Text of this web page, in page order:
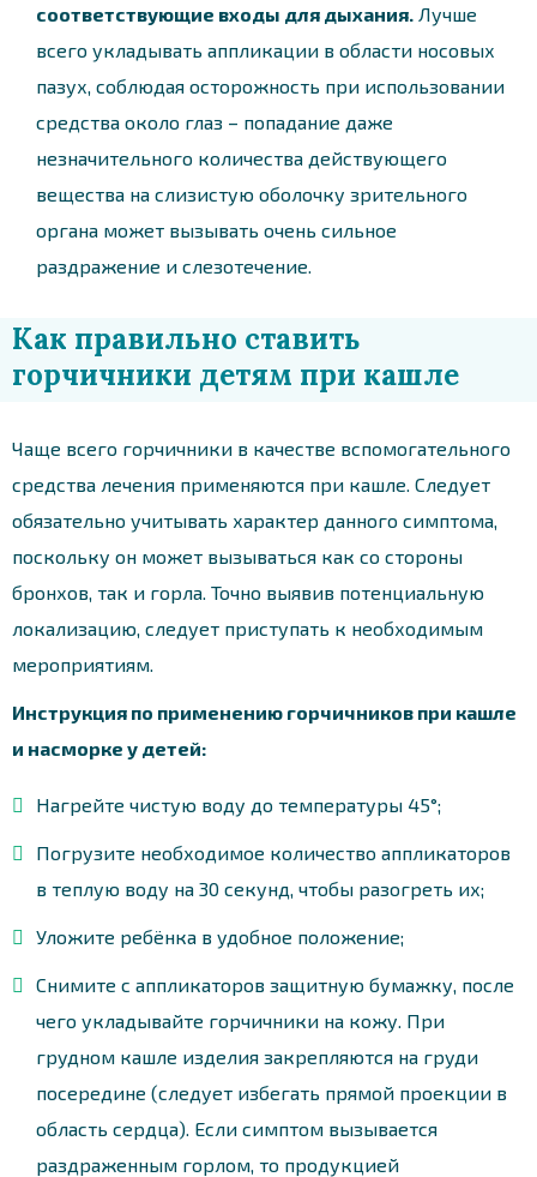
соответствующие входы для дыхания. Лучше
всего укладывать аппликации в области носовых
пазух, соблюдая осторожность при использовании
средства около глаз – попадание даже
незначительного количества действующего
вещества на слизистую оболочку зрительного
органа может вызывать очень сильное
раздражение и слезотечение.
Как правильно ставить
горчичники детям при кашле
Чаще всего горчичники в качестве вспомогательного
средства лечения применяются при кашле. Следует
обязательно учитывать характер данного симптома,
поскольку он может вызываться как со стороны
бронхов, так и горла. Точно выявив потенциальную
локализацию, следует приступать к необходимым
мероприятиям.
Инструкция по применению горчичников при кашле
и насморке у детей:
Нагрейте чистую воду до температуры 45°;
Погрузите необходимое количество аппликаторов
в теплую воду на 30 секунд, чтобы разогреть их;
Уложите ребёнка в удобное положение;
Снимите с аппликаторов защитную бумажку, после
чего укладывайте горчичники на кожу. При
грудном кашле изделия закрепляются на груди
посередине (следует избегать прямой проекции в
область сердца). Если симптом вызывается
раздраженным горлом, то продукцией